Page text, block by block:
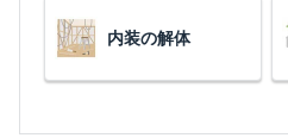
内装の解体